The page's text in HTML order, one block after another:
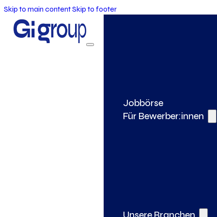
Skip to main contentSkip to footer
Jobbörse
Für Bewerber:innen